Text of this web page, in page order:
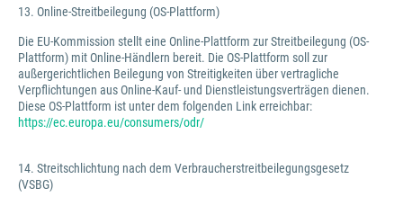
13. Online-Streitbeilegung (OS-Plattform)
Die EU-Kommission stellt eine Online-Plattform zur Streitbeilegung (OS-
Plattform) mit Online-Händlern bereit. Die OS-Plattform soll zur
außergerichtlichen Beilegung von Streitigkeiten über vertragliche
Verpflichtungen aus Online-Kauf- und Dienstleistungsverträgen dienen.
Diese OS-Plattform ist unter dem folgenden Link erreichbar:
https://ec.europa.eu/consumers/odr/
14. Streitschlichtung nach dem Verbraucherstreitbeilegungsgesetz
(VSBG)